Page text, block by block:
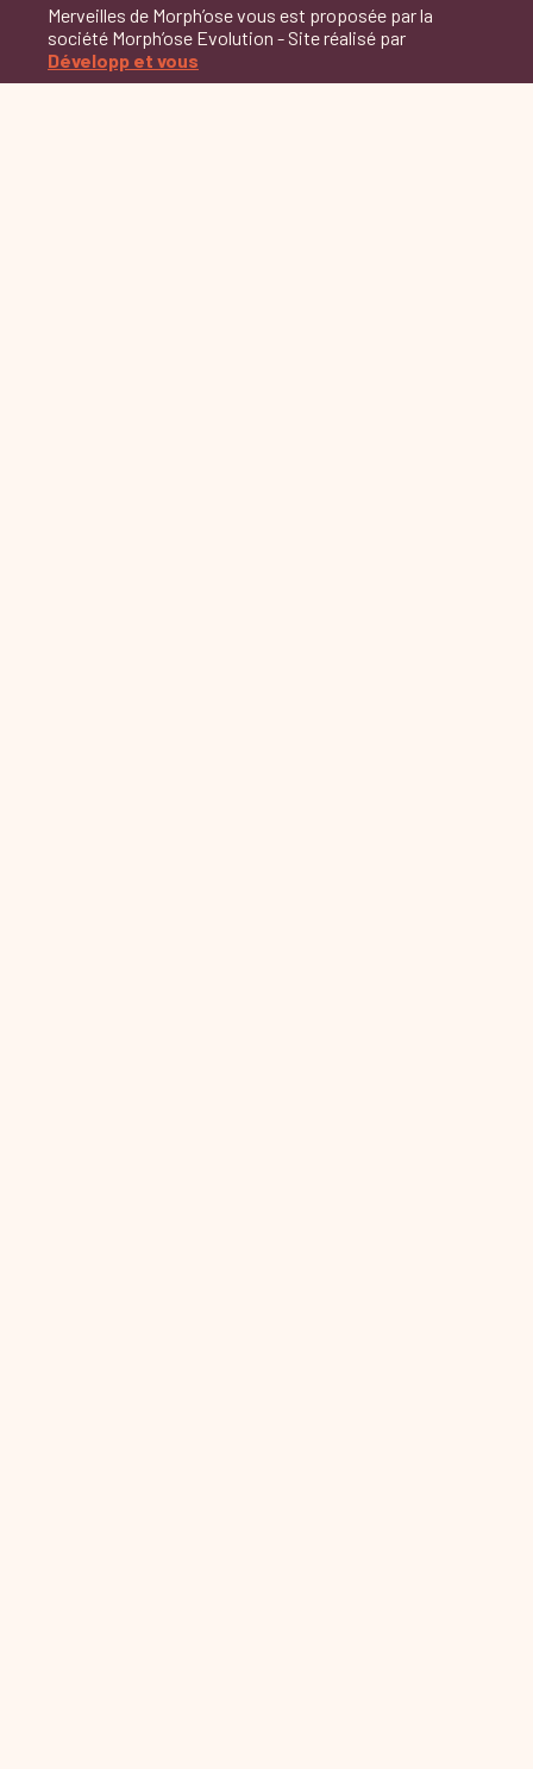
Merveilles de Morph’ose vous est proposée par la
société Morph’ose Evolution - Site réalisé par
Développ et vous